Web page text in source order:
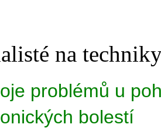
na
problémů u
bolestí